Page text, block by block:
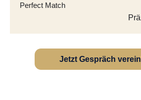
Perfect Match
Jetzt Gespräch